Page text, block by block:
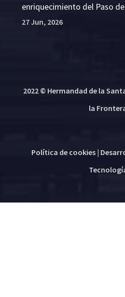
enriquecimiento del Paso
27 Jun, 2026
2022 © Hermandad de la
la
Política de cookies|